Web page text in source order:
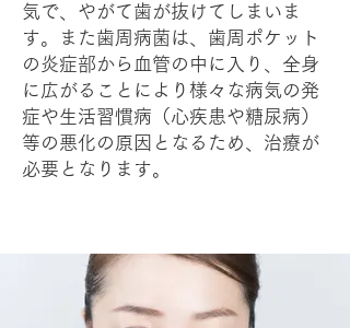
気で、やがて歯が抜けてしまいま
す。また歯周病菌は、歯周ポケット
の炎症部から血管の中に入り、全身
に広がることにより様々な病気の発
症や生活習慣病（心疾患や糖尿病）
等の悪化の原因となるため、治療が
必要となります。